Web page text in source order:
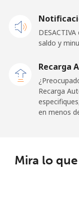
Celular ⁦34.5¢⁩
Belize
Celular
saldo y
Recarga
Recarga
en menos
Mira lo